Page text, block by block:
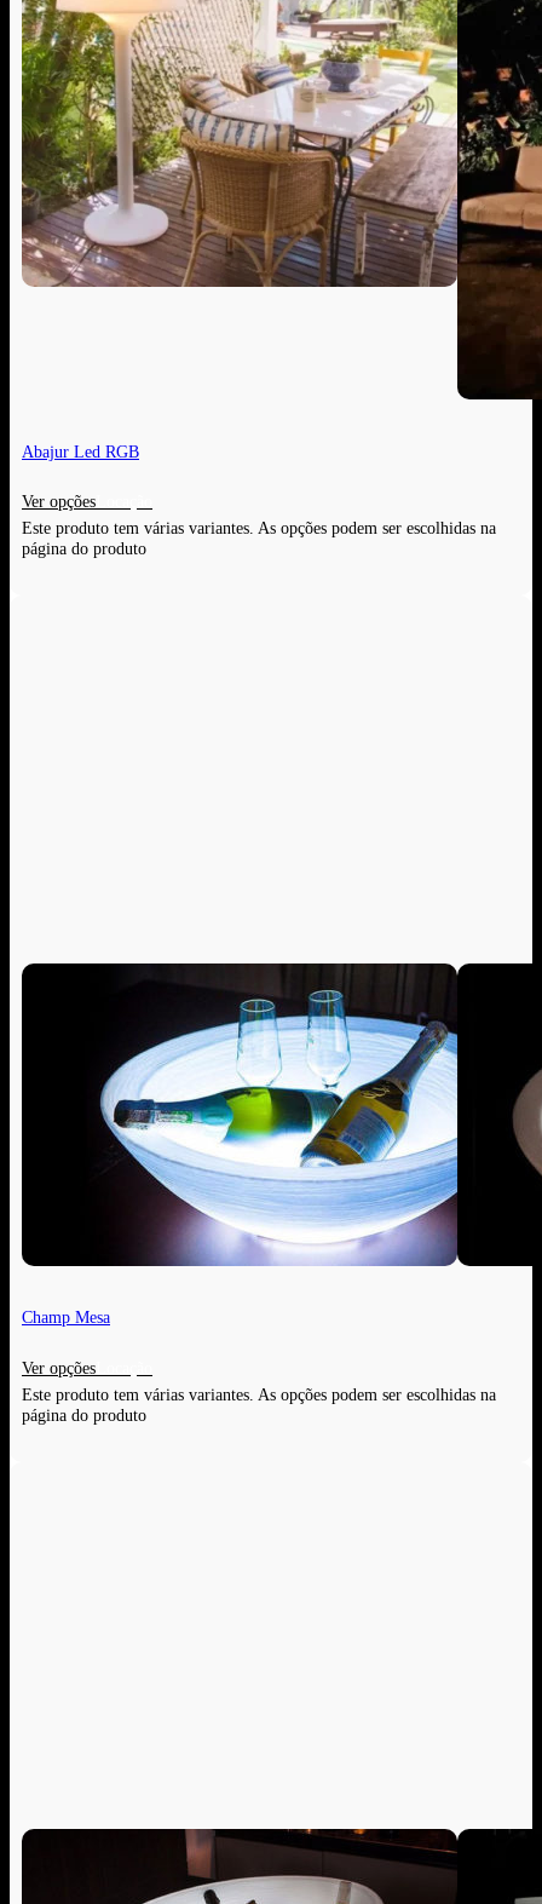
Abajur Led RGB
Ver opções
Este produto tem várias variantes. As opções podem ser escolhidas na
página do produto
Champ Mesa
Ver opções
Este produto tem várias variantes. As opções podem ser escolhidas na
página do produto